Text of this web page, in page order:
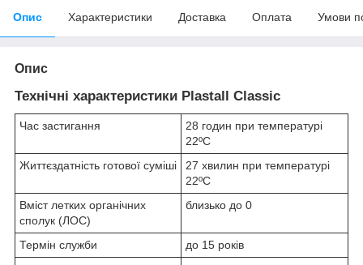
Опис Характеристики Доставка Оплата Умови
Опис
Технічні характеристики Plastall Classic
Час застигання
28 годин при температурі
22ºC
Життєздатність готової суміші
27 хвилин при температурі
22ºC
Вміст летких органічних
сполук (ЛОС)
близько до 0
Термін служби
до 15 років